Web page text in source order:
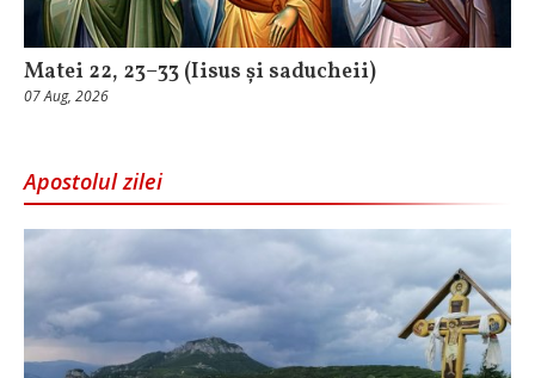
Matei 22, 23–33 (Iisus și saducheii)
07 Aug, 2026
Apostolul zilei